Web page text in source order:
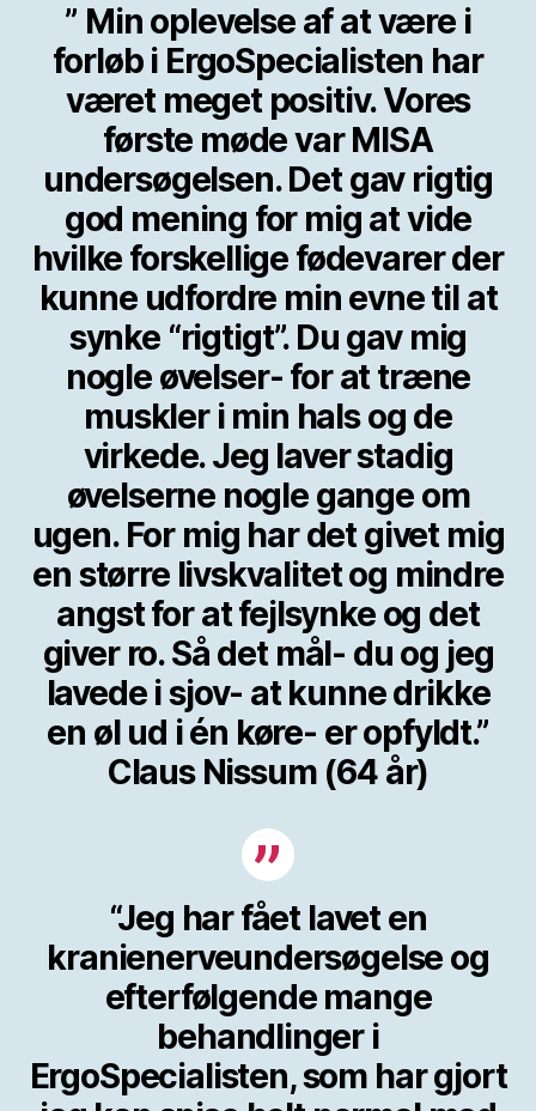
” Min oplevelse af at være i
forløb i ErgoSpecialisten har
været meget positiv. Vores
første møde var MISA
undersøgelsen. Det gav rigtig
god mening for mig at vide
hvilke forskellige fødevarer der
kunne udfordre min evne til at
synke “rigtigt”. Du gav mig
nogle øvelser- for at træne
muskler i min hals og de
virkede. Jeg laver stadig
øvelserne nogle gange om
ugen. For mig har det givet mig
en større livskvalitet og mindre
angst for at fejlsynke og det
giver ro. Så det mål- du og jeg
lavede i sjov- at kunne drikke
en øl ud i én køre- er opfyldt.”
Claus Nissum (64 år)
“Jeg har fået lavet en
kranienerveundersøgelse og
efterfølgende mange
behandlinger i
ErgoSpecialisten, som har gjort